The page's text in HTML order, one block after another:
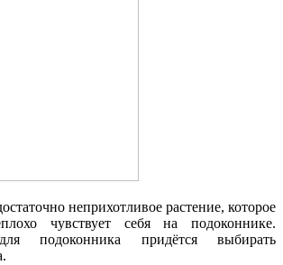
неприхотливое растение, которое
чувствует себя на подоконнике.
подоконника придётся выбирать